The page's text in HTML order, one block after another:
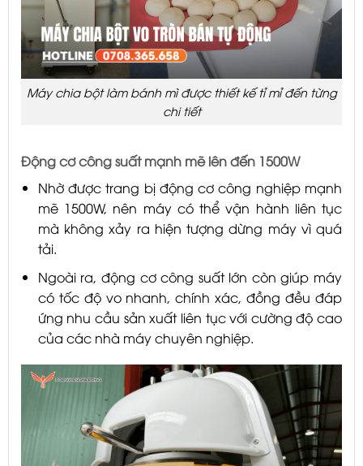
Máy chia bột làm bánh mì được thiết kế tỉ mỉ đến từng
chi tiết
Động cơ công suất mạnh mẽ lên đến 1500W
Nhờ được trang bị động cơ công nghiệp mạnh
mẽ 1500W, nên máy có thể vận hành liên tục
mà không xảy ra hiện tượng dừng máy vì quá
tải.
Ngoài ra, động cơ công suất lớn còn giúp máy
có tốc độ vo nhanh, chính xác, đồng đều đáp
ứng nhu cầu sản xuất liên tục với cường độ cao
của các nhà máy chuyên nghiệp.